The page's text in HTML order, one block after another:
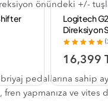
önündeki +/-
pedallarına sahip
yapmanıza ve
Logitech
Direksiyon
16,399